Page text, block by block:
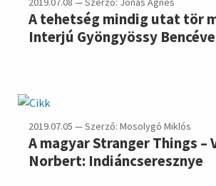
A tehetség mindig utat tör
Interjú Gyöngyössy
2019.07.05 — Szerző: Mosolygó Miklós
A magyar Stranger Things –
Norbert: Indiáncseresznye